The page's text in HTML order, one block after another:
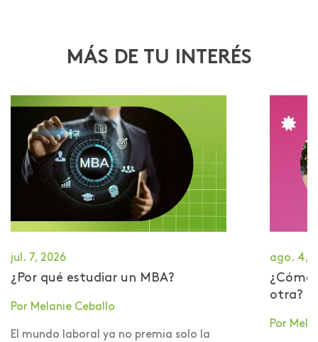
MÁS DE TU INTERÉS
jul. 7, 2026
¿Por qué estudiar un MBA?
Por Melanie Ceballo
El mundo laboral ya no premia solo la
ago. 4,
​¿Cómo
otra?
Por